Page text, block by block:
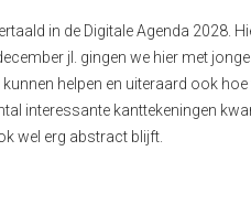
in de Digitale Agenda 2028.
jl. gingen we hier met jonge
helpen en uiteraard ook hoe
interessante kanttekeningen
wel erg abstract blijft.